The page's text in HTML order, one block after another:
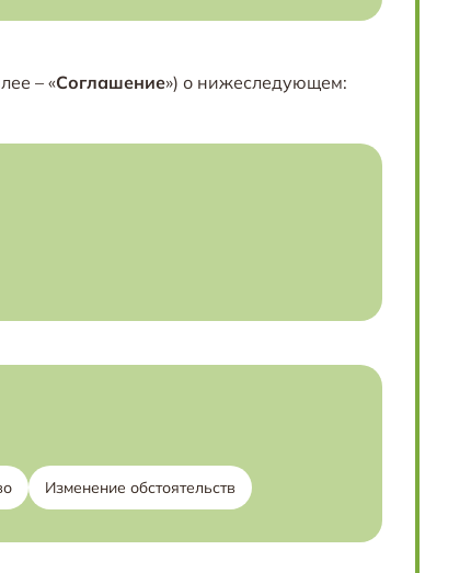
– «Соглашение») о нижеследующем:
Изменение обстоятельств